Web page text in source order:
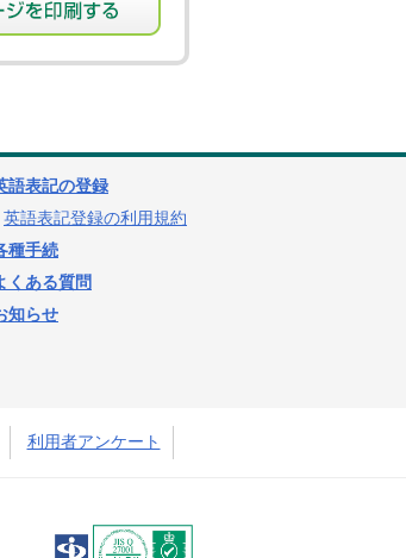
語表記の登録
英語表記登録の利用規約
種手続
くある質問
知らせ
利用者アンケート